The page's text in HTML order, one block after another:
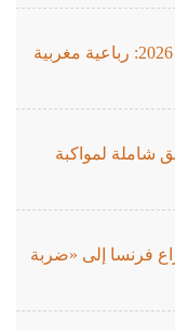
أسود الأطلس يستعدون لنهائيات مونديال 2026: رباعية مغربية
شاملة لمواكبة
فرنسا إلى «ضربة